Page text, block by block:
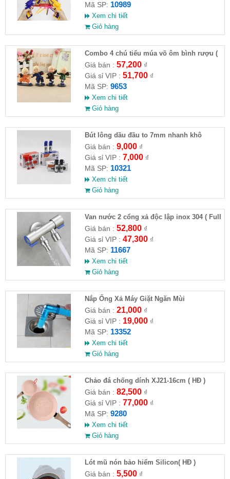
Mã SP: 10989
Xem chi tiết
Giỏ hàng
Combo 4 chú tiểu múa võ ôm bình rượu (
HĐ )
Giá bán : 57,200₫
Giá sỉ VIP : 51,700₫
Mã SP: 9653
Xem chi tiết
Giỏ hàng
Bút lông dầu đầu to 7mm nhanh khô
Giá bán : 9,000₫
Giá sỉ VIP : 7,000₫
Mã SP: 10321
Xem chi tiết
Giỏ hàng
Van nước 2 cổng xả độc lập inox 304 ( Full
VAT )
Giá bán : 52,800₫
Giá sỉ VIP : 47,300₫
Mã SP: 11667
Xem chi tiết
Giỏ hàng
Nắp Ống Xả Máy Giặt Ngăn Mùi
Giá bán : 21,000₫
Giá sỉ VIP : 19,000₫
Mã SP: 13352
Xem chi tiết
Giỏ hàng
Chảo đá chống dính XJ21-16cm ( HĐ )
Giá bán : 82,500₫
Giá sỉ VIP : 77,000₫
Mã SP: 9280
Xem chi tiết
Giỏ hàng
Lót mũ nón bảo hiểm Silicon( HĐ )
Giá bán : 5,500₫